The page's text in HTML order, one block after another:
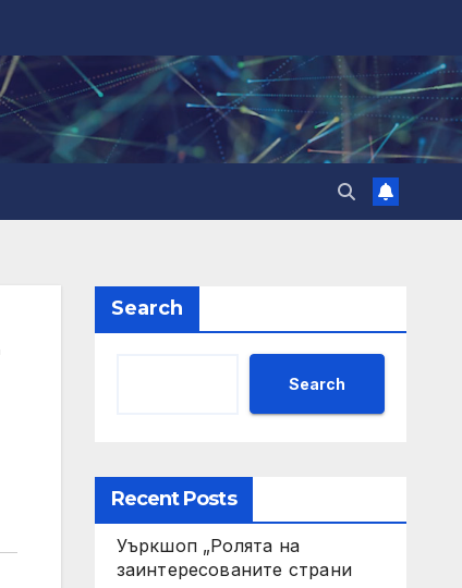
Search
Search
Recent Posts
Уъркшоп „Ролята на
заинтересованите страни